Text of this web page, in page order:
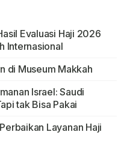
Evaluasi Haji 2026
Internasional
di Museum Makkah
Israel: Saudi
tak Bisa Pakai
Layanan Haji